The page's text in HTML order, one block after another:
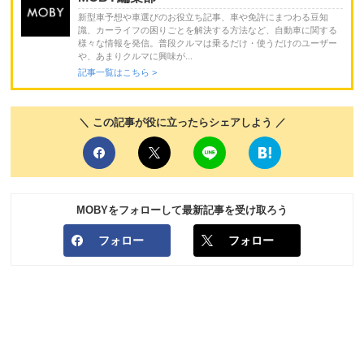
新型車予想や車選びのお役立ち記事、車や免許にまつわる豆知
識、カーライフの困りごとを解決する方法など、自動車に関する
様々な情報を発信。普段クルマは乗るだけ・使うだけのユーザー
や、あまりクルマに興味が...
記事一覧はこちら >
＼ この記事が役に立ったらシェアしよう ／
MOBYをフォローして最新記事を受け取ろう
フォロー フォロー